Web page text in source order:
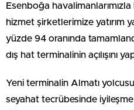
Esenboğa
hizmet şirketlerimize yatırım
yüzde 94 oranında
dış hat terminalinin açılışını
Yeni terminalin Almatı
seyahat tecrübesinde iyileşme